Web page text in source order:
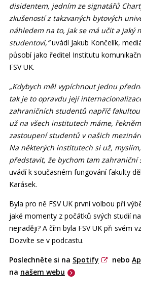
disidentem, jedním ze signatářů
zkušeností z takzvaných bytových
náhledem na to, jak se má učit a jaký
studentovi,“uvádí Jakub Končelík,
působí jako ředitel Institutu
FSV UK.
„Kdybych měl vypíchnout jednu
tak je to opravdu její
zahraničních studentů napříč
už na všech institutech máme,
zastoupení studentů v našich
Na některých institutech si už,
představit, že bychom tam zahraniční
uvádí k současném fungování fakulty
Karásek.
Byla pro ně FSV UK první volbou při
jaké momenty z počátků svých studií
nejraději? A čím byla FSV UK při svém
Dozvíte se v podcastu.
Poslechněte si na Spotify nebo
na našem webu